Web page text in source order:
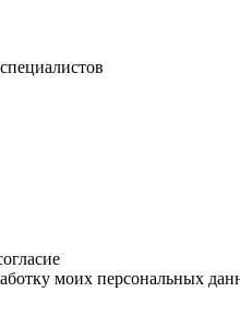
моих персональных